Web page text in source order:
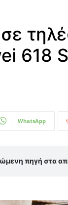
618
WhatsApp
πηγή στα